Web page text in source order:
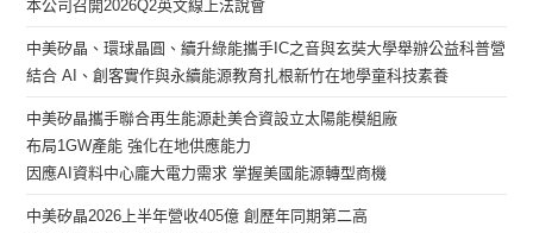
本公司召開2026Q2英文線上法說會
中美矽晶、環球晶圓、續升綠能攜手IC之音與玄奘大學舉辦公益科普營
結合 AI、創客實作與永續能源教育扎根新竹在地學童科技素養
中美矽晶攜手聯合再生能源赴美合資設立太陽能模組廠
布局1GW產能 強化在地供應能力
因應AI資料中心龐大電力需求 掌握美國能源轉型商機
中美矽晶2026上半年營收405億 創歷年同期第二高